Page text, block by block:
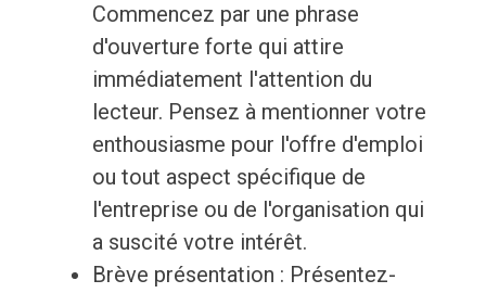
Commencez par une phrase
d'ouverture forte qui attire
immédiatement l'attention du
lecteur. Pensez à mentionner votre
enthousiasme pour l'offre d'emploi
ou tout aspect spécifique de
l'entreprise ou de l'organisation qui
a suscité votre intérêt.
Brève présentation : Présentez-